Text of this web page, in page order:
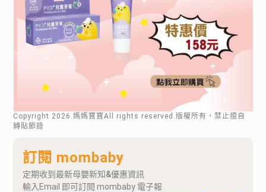
Copyright 2026 .媽媽寶寶All rights reserved.版權所有，禁止擅自
轉貼節錄
訂閱 mombaby
定期收到最新母嬰新知&優惠資訊
輸入Email 即可訂閱 mombaby 電子報